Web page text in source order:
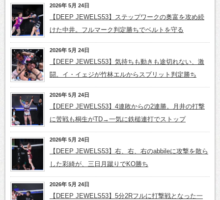
2026年 5月 24日
【DEEP JEWELS53】ステップワークの奥富を攻め続
けた中井。フルマーク判定勝ちでベルトを守る
2026年 5月 24日
【DEEP JEWELS53】気持ちも動きも途切れない、激
闘。イ・イェジが竹林エルからスプリット判定勝ち
2026年 5月 24日
【DEEP JEWELS53】4連敗からの2連勝。月井の打撃
に苦戦も桐生がTD→一気に鉄槌連打でストップ
2026年 5月 24日
【DEEP JEWELS53】右、右、右のabbileに攻撃を散ら
した彩綺が、三日月蹴りでKO勝ち
2026年 5月 24日
【DEEP JEWELS53】5分2Rフルに打撃戦となった一